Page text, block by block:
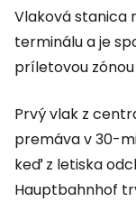
Vlaková stanica
terminálu a je
príletovou
Prvý vlak z
premáva v 30-
keď z letiska
Hauptbahnhof